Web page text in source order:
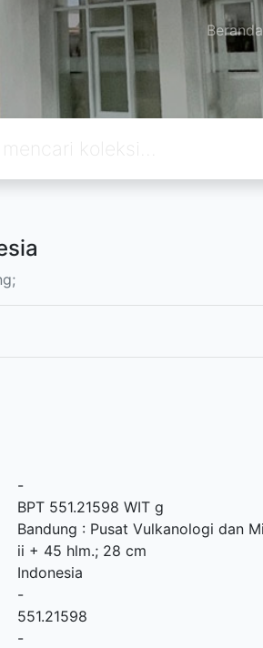
Beranda
-
BPT 551.21598 WIT g
Bandung : Pusat Vulkanologi dan
ii + 45 hlm.; 28 cm
Indonesia
-
551.21598
-